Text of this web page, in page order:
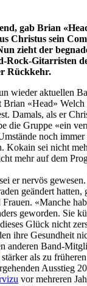
gab Brian
Christus sein
zieht der
Rock-Gitarristen
Rückkehr.
wieder aktuellen
Brian «Head»
Damals, als er
die Gruppe «ein
noch
Kokain sei nicht
mehr auf dem
er nervös
geändert
«Manche
geworden. Sie
Glück nicht
ihre Gesundheit
anderen Band-
stärker als zu
Ausstieg
vor mehreren